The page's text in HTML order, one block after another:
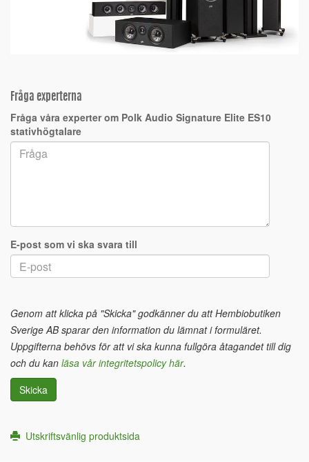
Fråga experterna
Fråga våra experter om Polk Audio Signature Elite ES10
stativhögtalare
E-post som vi ska svara till
Genom att klicka på "Skicka" godkänner du att Hembiobutiken
Sverige AB sparar den information du lämnat i formuläret.
Uppgifterna behövs för att vi ska kunna fullgöra åtagandet till dig
och du kan läsa vår integritetspolicy här.
Skicka
Utskriftsvänlig produktsida